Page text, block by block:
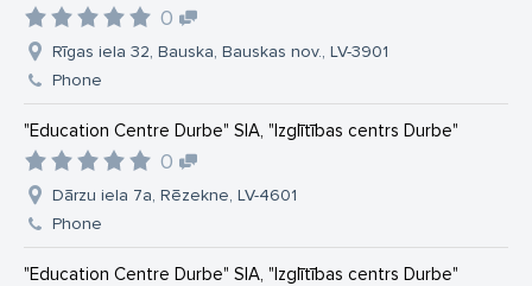
0
Rīgas iela 32, Bauska, Bauskas nov., LV-3901
Phone
"Education Centre Durbe" SIA, "Izglītības centrs Durbe"
0
Dārzu iela 7a, Rēzekne, LV-4601
Phone
"Education Centre Durbe" SIA, "Izglītības centrs Durbe"